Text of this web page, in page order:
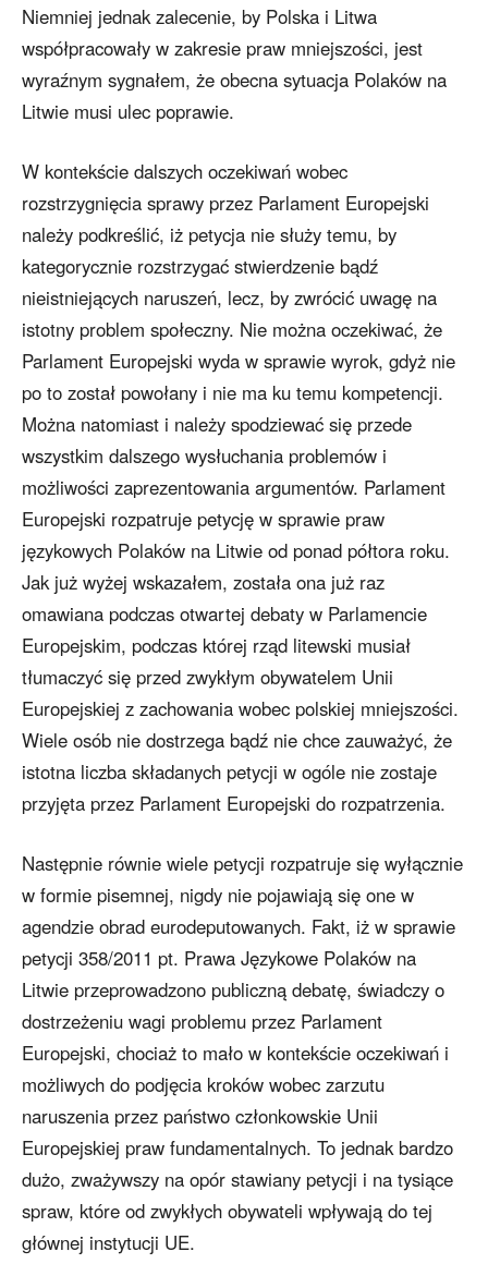
Niemniej jednak zalecenie, by Polska i Litwa
współpracowały w zakresie praw mniejszości, jest
wyraźnym sygnałem, że obecna sytuacja Polaków na
Litwie musi ulec poprawie.
W kontekście dalszych oczekiwań wobec
rozstrzygnięcia sprawy przez Parlament Europejski
należy podkreślić, iż petycja nie służy temu, by
kategorycznie rozstrzygać stwierdzenie bądź
nieistniejących naruszeń, lecz, by zwrócić uwagę na
istotny problem społeczny. Nie można oczekiwać, że
Parlament Europejski wyda w sprawie wyrok, gdyż nie
po to został powołany i nie ma ku temu kompetencji.
Można natomiast i należy spodziewać się przede
wszystkim dalszego wysłuchania problemów i
możliwości zaprezentowania argumentów. Parlament
Europejski rozpatruje petycję w sprawie praw
językowych Polaków na Litwie od ponad półtora roku.
Jak już wyżej wskazałem, została ona już raz
omawiana podczas otwartej debaty w Parlamencie
Europejskim, podczas której rząd litewski musiał
tłumaczyć się przed zwykłym obywatelem Unii
Europejskiej z zachowania wobec polskiej mniejszości.
Wiele osób nie dostrzega bądź nie chce zauważyć, że
istotna liczba składanych petycji w ogóle nie zostaje
przyjęta przez Parlament Europejski do rozpatrzenia.
Następnie równie wiele petycji rozpatruje się wyłącznie
w formie pisemnej, nigdy nie pojawiają się one w
agendzie obrad eurodeputowanych. Fakt, iż w sprawie
petycji 358/2011 pt. Prawa Językowe Polaków na
Litwie przeprowadzono publiczną debatę, świadczy o
dostrzeżeniu wagi problemu przez Parlament
Europejski, chociaż to mało w kontekście oczekiwań i
możliwych do podjęcia kroków wobec zarzutu
naruszenia przez państwo członkowskie Unii
Europejskiej praw fundamentalnych. To jednak bardzo
dużo, zważywszy na opór stawiany petycji i na tysiące
spraw, które od zwykłych obywateli wpływają do tej
głównej instytucji UE.